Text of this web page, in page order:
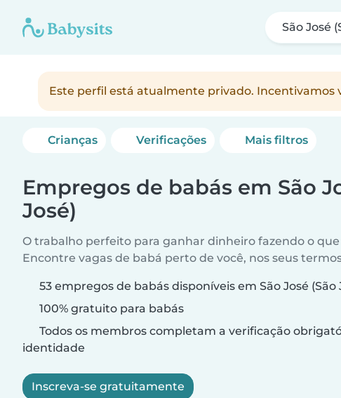
São José
Este perfil está atualmente privado.
Crianças Verificações Mais filtros
Empregos de babás em São
José)
O trabalho perfeito para ganhar dinheiro fazendo o que
Encontre vagas de babá perto de você, nos seus
53 empregos de babás disponíveis em São José (São
100% gratuito para babás
Todos os membros completam a verificação
identidade
Inscreva-se gratuitamente